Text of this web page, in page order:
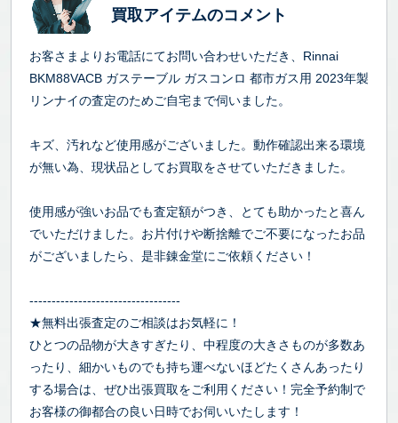
買取アイテムのコメント
お客さまよりお電話にてお問い合わせいただき、Rinnai
BKM88VACB ガステーブル ガスコンロ 都市ガス用 2023年製
リンナイの査定のためご自宅まで伺いました。
キズ、汚れなど使用感がございました。動作確認出来る環境
が無い為、現状品としてお買取をさせていただきました。
使用感が強いお品でも査定額がつき、とても助かったと喜ん
でいただけました。お片付けや断捨離でご不要になったお品
がございましたら、是非錬金堂にご依頼ください！
----------------------------------
★無料出張査定のご相談はお気軽に！
ひとつの品物が大きすぎたり、中程度の大きさものが多数あ
ったり、細かいものでも持ち運べないほどたくさんあったり
する場合は、ぜひ出張買取をご利用ください！完全予約制で
お客様の御都合の良い日時でお伺いいたします！